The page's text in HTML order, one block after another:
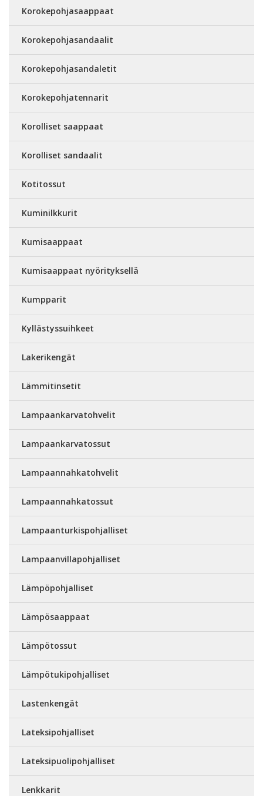
Korokepohjasaappaat
Korokepohjasandaalit
Korokepohjasandaletit
Korokepohjatennarit
Korolliset saappaat
Korolliset sandaalit
Kotitossut
Kuminilkkurit
Kumisaappaat
Kumisaappaat nyörityksellä
Kumpparit
Kyllästyssuihkeet
Lakerikengät
Lämmitinsetit
Lampaankarvatohvelit
Lampaankarvatossut
Lampaannahkatohvelit
Lampaannahkatossut
Lampaanturkispohjalliset
Lampaanvillapohjalliset
Lämpöpohjalliset
Lämpösaappaat
Lämpötossut
Lämpötukipohjalliset
Lastenkengät
Lateksipohjalliset
Lateksipuolipohjalliset
Lenkkarit